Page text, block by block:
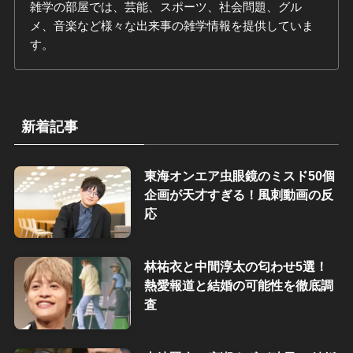
雑学の部屋では、芸能、スポーツ、社会問題、グル
メ、音楽など様々な出来事の雑学情報を提供していま
す。
新着記事
東海オンエア虫眼鏡のミスド50個
企画が天才すぎる！風刺動画の反
応
林祐衣と中間淳太の匂わせ5選！
熱愛報道と結婚の可能性を徹底調
査